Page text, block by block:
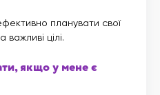
планувати свої
цілі.
якщо у мене є